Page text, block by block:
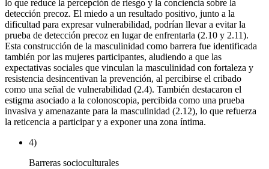
lo que reduce la percepción de riesgo y la conciencia sobre la
detección precoz. El miedo a un resultado positivo, junto a la
dificultad para expresar vulnerabilidad, podrían llevar a evitar la
prueba de detección precoz en lugar de enfrentarla (2.10 y 2.11).
Esta construcción de la masculinidad como barrera fue identificada
también por las mujeres participantes, aludiendo a que las
expectativas sociales que vinculan la masculinidad con fortaleza y
resistencia desincentivan la prevención, al percibirse el cribado
como una señal de vulnerabilidad (2.4). También destacaron el
estigma asociado a la colonoscopia, percibida como una prueba
invasiva y amenazante para la masculinidad (2.12), lo que refuerza
la reticencia a participar y a exponer una zona íntima.
4)
Barreras socioculturales